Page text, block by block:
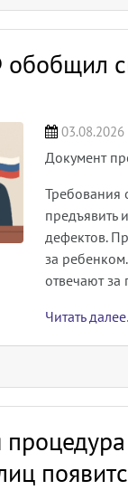
03.08.2026
Документ
Требования
предъявить
дефектов.
за
отвечают за
Читать